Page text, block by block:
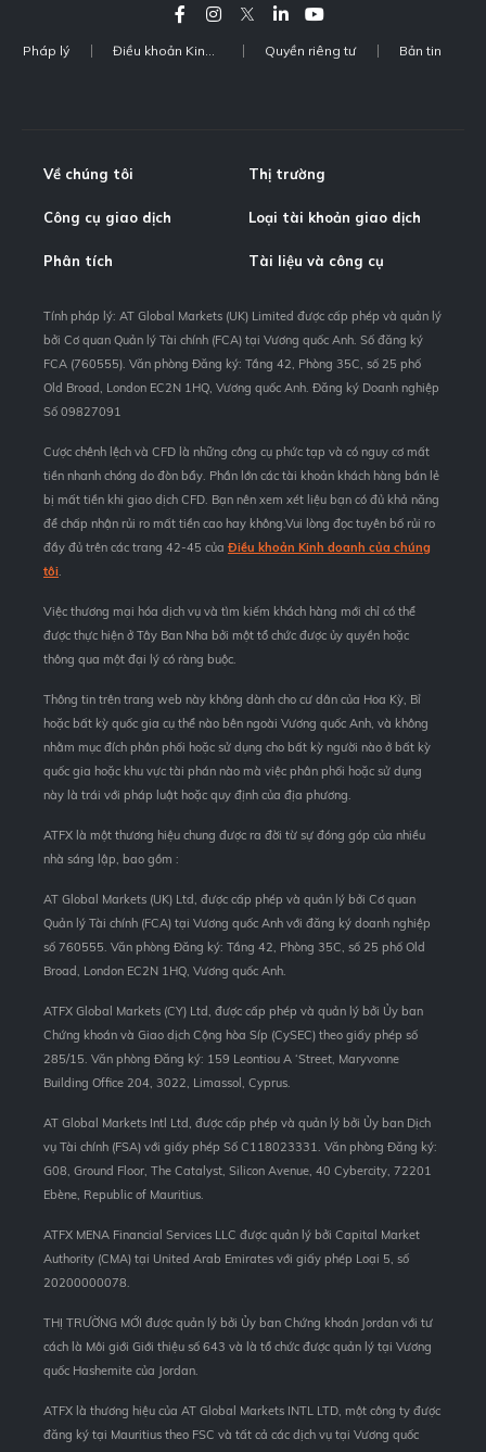
Pháp lý Điều khoản Kinh doanh Quyền riêng tư Bản tin
Về chúng tôi Thị trường
Công cụ giao dịch Loại tài khoản giao dịch
Phân tích Tài liệu và công cụ
Tính pháp lý: AT Global Markets (UK) Limited được cấp phép và quản lý
bởi Cơ quan Quản lý Tài chính (FCA) tại Vương quốc Anh. Số đăng ký
FCA (760555). Văn phòng Đăng ký: Tầng 42, Phòng 35C, số 25 phố
Old Broad, London EC2N 1HQ, Vương quốc Anh. Đăng ký Doanh nghiệp
Số 09827091
Cược chênh lệch và CFD là những công cụ phức tạp và có nguy cơ mất
tiền nhanh chóng do đòn bẩy. Phần lớn các tài khoản khách hàng bán lẻ
bị mất tiền khi giao dịch CFD. Bạn nên xem xét liệu bạn có đủ khả năng
để chấp nhận rủi ro mất tiền cao hay không.Vui lòng đọc tuyên bố rủi ro
đầy đủ trên các trang 42-45 của Điều khoản Kinh doanh của chúng
tôi.
Việc thương mại hóa dịch vụ và tìm kiếm khách hàng mới chỉ có thể
được thực hiện ở Tây Ban Nha bởi một tổ chức được ủy quyền hoặc
thông qua một đại lý có ràng buộc.
Thông tin trên trang web này không dành cho cư dân của Hoa Kỳ, Bỉ
hoặc bất kỳ quốc gia cụ thể nào bên ngoài Vương quốc Anh, và không
nhằm mục đích phân phối hoặc sử dụng cho bất kỳ người nào ở bất kỳ
quốc gia hoặc khu vực tài phán nào mà việc phân phối hoặc sử dụng
này là trái với pháp luật hoặc quy định của địa phương.
ATFX là một thương hiệu chung được ra đời từ sự đóng góp của nhiều
nhà sáng lập, bao gồm :
AT Global Markets (UK) Ltd, được cấp phép và quản lý bởi Cơ quan
Quản lý Tài chính (FCA) tại Vương quốc Anh với đăng ký doanh nghiệp
số 760555. Văn phòng Đăng ký: Tầng 42, Phòng 35C, số 25 phố Old
Broad, London EC2N 1HQ, Vương quốc Anh.
ATFX Global Markets (CY) Ltd, được cấp phép và quản lý bởi Ủy ban
Chứng khoán và Giao dịch Cộng hòa Síp (CySEC) theo giấy phép số
285/15. Văn phòng Đăng ký: 159 Leontiou A ‘Street, Maryvonne
Building Office 204, 3022, Limassol, Cyprus.
AT Global Markets Intl Ltd, được cấp phép và quản lý bởi Ủy ban Dịch
vụ Tài chính (FSA) với giấy phép Số C118023331. Văn phòng Đăng ký:
G08, Ground Floor, The Catalyst, Silicon Avenue, 40 Cybercity, 72201
Ebène, Republic of Mauritius.
ATFX MENA Financial Services LLC được quản lý bởi Capital Market
Authority (CMA) tại United Arab Emirates với giấy phép Loại 5, số
20200000078.
THỊ TRƯỜNG MỚI được quản lý bởi Ủy ban Chứng khoán Jordan với tư
cách là Môi giới Giới thiệu số 643 và là tổ chức được quản lý tại Vương
quốc Hashemite của Jordan.
ATFX là thương hiệu của AT Global Markets INTL LTD, một công ty được
đăng ký tại Mauritius theo FSC và tất cả các dịch vụ tại Vương quốc